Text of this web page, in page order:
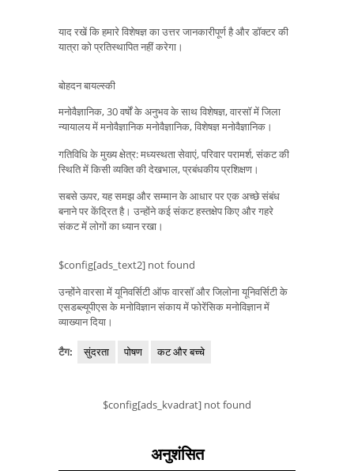
याद रखें कि हमारे विशेषज्ञ का उत्तर जानकारीपूर्ण है और डॉक्टर की
यात्रा को प्रतिस्थापित नहीं करेगा।
बोहदन बायल्स्की
मनोवैज्ञानिक, 30 वर्षों के अनुभव के साथ विशेषज्ञ, वारसॉ में जिला
न्यायालय में मनोवैज्ञानिक मनोवैज्ञानिक, विशेषज्ञ मनोवैज्ञानिक।
गतिविधि के मुख्य क्षेत्र: मध्यस्थता सेवाएं, परिवार परामर्श, संकट की
स्थिति में किसी व्यक्ति की देखभाल, प्रबंधकीय प्रशिक्षण।
सबसे ऊपर, यह समझ और सम्मान के आधार पर एक अच्छे संबंध
बनाने पर केंद्रित है। उन्होंने कई संकट हस्तक्षेप किए और गहरे
संकट में लोगों का ध्यान रखा।
$config[ads_text2] not found
उन्होंने वारसा में यूनिवर्सिटी ऑफ वारसॉ और जिलोना यूनिवर्सिटी के
एसडब्ल्यूपीएस के मनोविज्ञान संकाय में फोरेंसिक मनोविज्ञान में
व्याख्यान दिया।
टैग: सुंदरता पोषण कट और बच्चे
$config[ads_kvadrat] not found
अनुशंसित